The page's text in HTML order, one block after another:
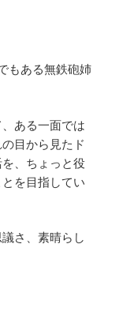
もある無鉄砲姉
ある一面では
目から見たド
、ちょっと役
を目指してい
さ、素晴らし